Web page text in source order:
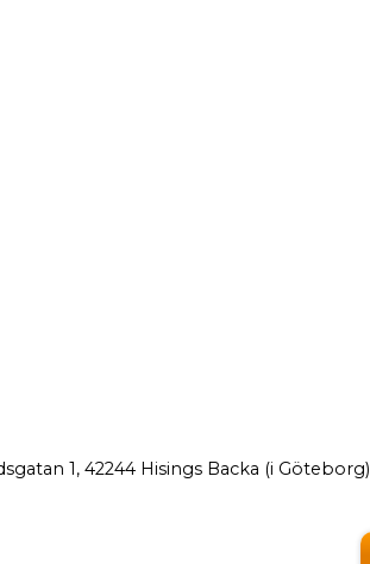
1, 42244 Hisings Backa (i Göteborg)